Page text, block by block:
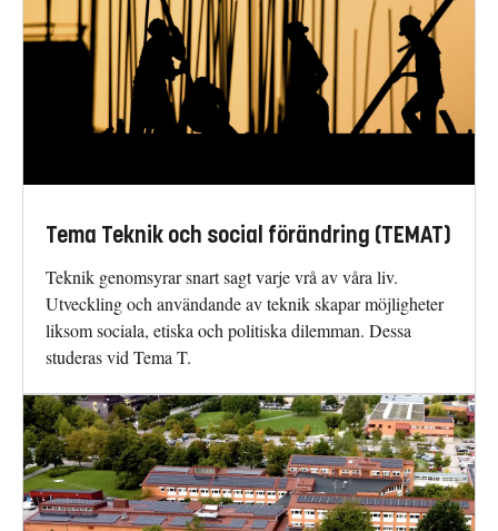
Tema Teknik och social förändring (TEMAT)
Teknik genomsyrar snart sagt varje vrå av våra liv.
Utveckling och användande av teknik skapar möjligheter
liksom sociala, etiska och politiska dilemman. Dessa
studeras vid Tema T.